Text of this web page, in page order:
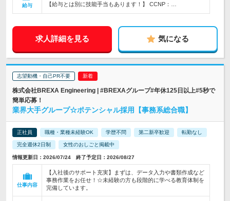
給与
【給与とは別に技能手当もあります！】 CCNP：…
求人詳細を見る 気になる
志望動機・自己PR不要
株式会社BREXA Engineering | #BREXAグループ#年休125日以上#5秒で
簡単応募！
業界大手グループ☆ポテンシャル採用【事務系総合職】
正社員 職種・業種未経験OK 学歴不問 第二新卒歓迎 転勤なし
完全週休2日制 女性のおしごと掲載中
情報更新日：2026/07/24 終了予定日：2026/08/27
仕事内容
【入社後のサポート充実】まずは、データ入力や書類作成など
事務作業をお任せ！☆未経験の方も段階的に学べる教育体制を
完備しています。